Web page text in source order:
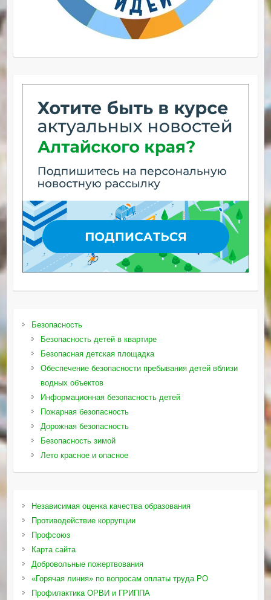
Безопасность
Безопасность детей в квартире
Безопасная детская площадка
Обеспечение безопасности пребывания детей вблизи
водных объектов
Информационная безопасность детей
Пожарная безопасность
Дорожная безопасность
Безопасность зимой
Лето красное и опасное
Независимая оценка качества образования
Противодействие коррупции
Профсоюз
Карта сайта
Добровольные пожертвования
«Горячая линия» по вопросам оплаты труда РО
Профилактика ОРВИ и ГРИППА